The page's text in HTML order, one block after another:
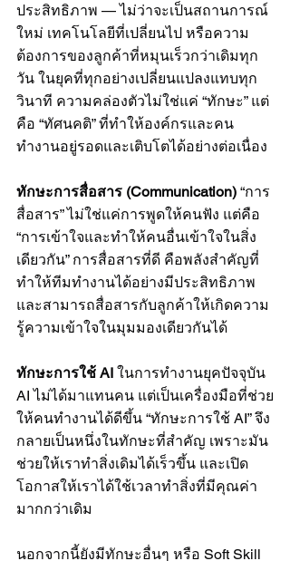
ประสิทธิภาพ — ไม่ว่าจะเป็นสถานการณ์
ใหม่ เทคโนโลยีที่เปลี่ยนไป หรือความ
ต้องการของลูกค้าที่หมุนเร็วกว่าเดิมทุก
วัน ในยุคที่ทุกอย่างเปลี่ยนแปลงแทบทุก
วินาที ความคล่องตัวไม่ใช่แค่ “ทักษะ” แต่
คือ “ทัศนคติ” ที่ทำให้องค์กรและคน
ทำงานอยู่รอดและเติบโตได้อย่างต่อเนื่อง
ทักษะการสื่อสาร (Communication) “การ
สื่อสาร” ไม่ใช่แค่การพูดให้คนฟัง แต่คือ
“การเข้าใจและทำให้คนอื่นเข้าใจในสิ่ง
เดียวกัน” การสื่อสารที่ดี คือพลังสำคัญที่
ทำให้ทีมทำงานได้อย่างมีประสิทธิภาพ
และสามารถสื่อสารกับลูกค้าให้เกิดความ
รู้ความเข้าใจในมุมมองเดียวกันได้
ทักษะการใช้ AI ในการทำงานยุคปัจจุบัน
AI ไม่ได้มาแทนคน แต่เป็นเครื่องมือที่ช่วย
ให้คนทำงานได้ดีขึ้น “ทักษะการใช้ AI” จึง
กลายเป็นหนึ่งในทักษะที่สำคัญ เพราะมัน
ช่วยให้เราทำสิ่งเดิมได้เร็วขึ้น และเปิด
โอกาสให้เราได้ใช้เวลาทำสิ่งที่มีคุณค่า
มากกว่าเดิม
นอกจากนี้ยังมีทักษะอื่นๆ หรือ Soft Skill